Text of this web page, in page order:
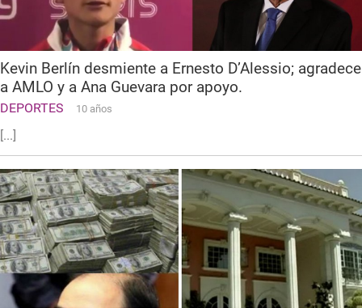
Kevin Berlín desmiente a Ernesto D’Alessio; agradece
a AMLO y a Ana Guevara por apoyo.
DEPORTES 10 años
[...]